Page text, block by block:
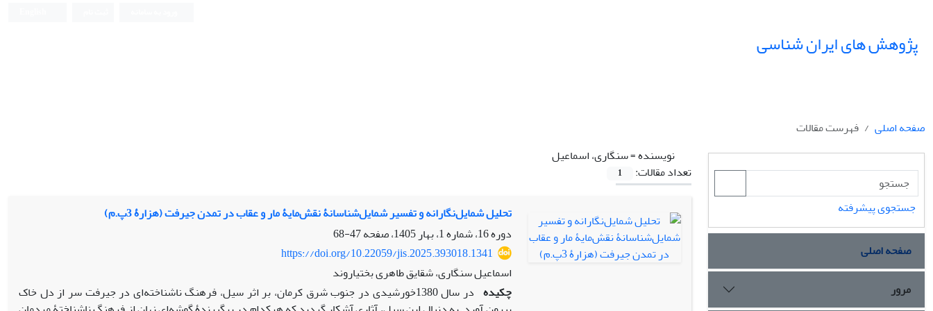
پژوهش های ایران شناسی
صفحه اصلی
فهرست مقالات
نویسنده =سنگاری، اسماعیل
تعداد مقالات:
1
تحلیل شمایل‌نگارانه و تفسیر شمایل‌شناسانۀ نقش‌مایۀ مار و عقاب در تمدن جیرفت (هزارۀ 3پ.م)
دوره 16، شماره 1، بهار 1405، صفحه
47-68
https://doi.org/10.22059/jis.2025.393018.1341
اسماعیل سنگاری، شقایق طاهری بختیاروند
چکیده
در سال 1380خورشیدی در جنوب شرق کرمان، بر اثر سیل، فرهنگ ناشناخته‌ای در جیرفت سر از دل خاک
جستجوی پیشرفته
صفحه اصلی
مرور